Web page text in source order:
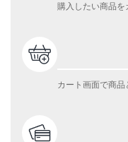
購入したい商品を
カート画面で商品